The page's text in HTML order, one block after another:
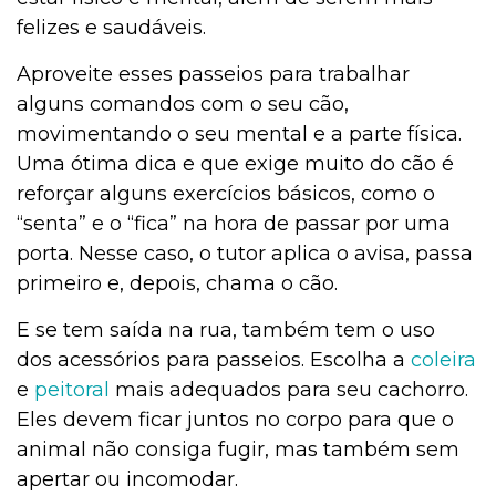
felizes e saudáveis.
Aproveite esses passeios para trabalhar
alguns comandos com o seu cão,
movimentando o seu mental e a parte física.
Uma ótima dica e que exige muito do cão é
reforçar alguns exercícios básicos, como o
“senta” e o “fica” na hora de passar por uma
porta. Nesse caso, o tutor aplica o avisa, passa
primeiro e, depois, chama o cão.
E se tem saída na rua, também tem o uso
dos acessórios para passeios. Escolha a coleira
e peitoral mais adequados para seu cachorro.
Eles devem ficar juntos no corpo para que o
animal não consiga fugir, mas também sem
apertar ou incomodar.